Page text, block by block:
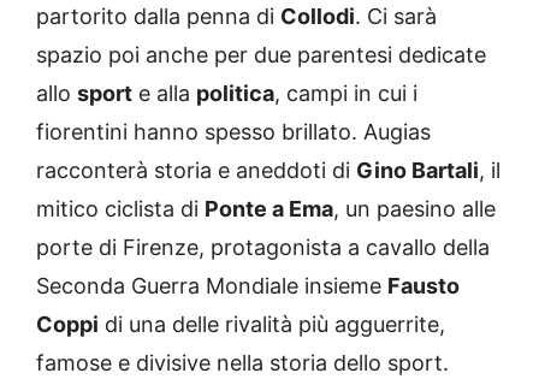
partorito dalla penna di Collodi. Ci sarà
spazio poi anche per due parentesi dedicate
allo sport e alla politica, campi in cui i
fiorentini hanno spesso brillato. Augias
racconterà storia e aneddoti di Gino Bartali, il
mitico ciclista di Ponte a Ema, un paesino alle
porte di Firenze, protagonista a cavallo della
Seconda Guerra Mondiale insieme Fausto
Coppi di una delle rivalità più agguerrite,
famose e divisive nella storia dello sport.